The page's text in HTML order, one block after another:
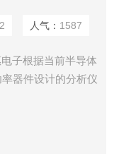
人气： 1587
子根据当前半导体
器件设计的分析仪